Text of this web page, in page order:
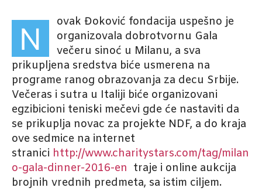
N
ovak Đoković fondacija uspešno je
organizovala dobrotvornu Gala
večeru sinoć u Milanu, a sva
prikupljena sredstva biće usmerena na
programe ranog obrazovanja za decu Srbije.
Večeras i sutra u Italiji biće organizovani
egzibicioni teniski mečevi gde će nastaviti da
se prikuplja novac za projekte NDF, a do kraja
ove sedmice na internet
stranici http://www.charitystars.com/tag/milan
o-gala-dinner-2016-en traje i online aukcija
brojnih vrednih predmeta, sa istim ciljem.